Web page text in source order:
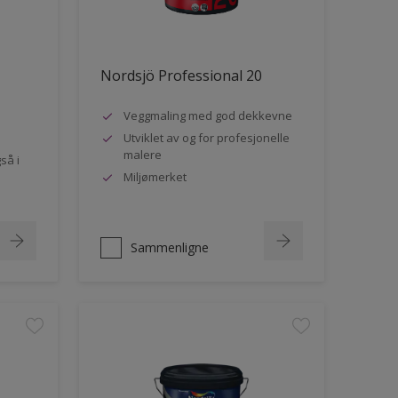
i
Nordsjö Professional 20
Veggmaling med god dekkevne
Utviklet av og for profesjonelle
malere
Miljømerket
Sammenligne